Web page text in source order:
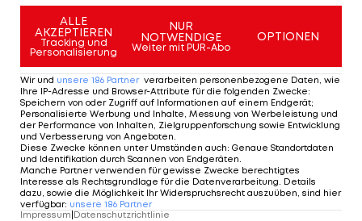
überträgt LIVE.
Diplomatie
in Korea
Mehr Sport
Mehr zum Thema
ALLE
AKZEPTIEREN
Tracking und
Personalisierung
NUR
NOTWENDIGE
Weiter mit PUR-Abo
OPTIONEN
Wir und unsere 186 Partner verarbeiten personenbezogene Daten, wie
Ihre IP-Adresse und Browser-Attribute für die folgenden Zwecke:
Speichern von oder Zugriff auf Informationen auf einem Endgerät;
Personalisierte Werbung und Inhalte, Messung von Werbeleistung und
der Performance von Inhalten, Zielgruppenforschung sowie Entwicklung
und Verbesserung von Angeboten
Diese Zwecke können unter Umständen auch: Genaue Standortdaten
und Identifikation durch Scannen von Endgeräten
Manche Partner verwenden für gewisse Zwecke berechtigtes
Interesse als Rechtsgrundlage für die Datenverarbeitung. Details
dazu, sowie die Möglichkeit Ihr Widerspruchsrecht auszuüben, sind hier
verfügbar: unsere 186 Partner
Impressum|Datenschutzrichtlinie